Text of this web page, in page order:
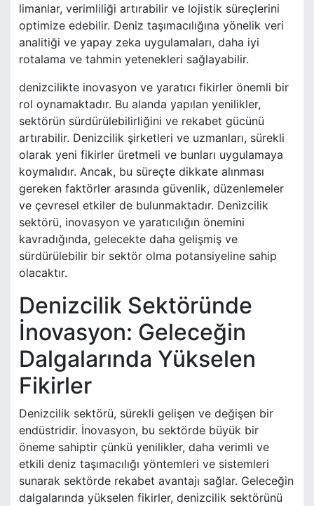
limanlar, verimliliği artırabilir ve lojistik süreçlerini
optimize edebilir. Deniz taşımacılığına yönelik veri
analitiği ve yapay zeka uygulamaları, daha iyi
rotalama ve tahmin yetenekleri sağlayabilir.
denizcilikte inovasyon ve yaratıcı fikirler önemli bir
rol oynamaktadır. Bu alanda yapılan yenilikler,
sektörün sürdürülebilirliğini ve rekabet gücünü
artırabilir. Denizcilik şirketleri ve uzmanları, sürekli
olarak yeni fikirler üretmeli ve bunları uygulamaya
koymalıdır. Ancak, bu süreçte dikkate alınması
gereken faktörler arasında güvenlik, düzenlemeler
ve çevresel etkiler de bulunmaktadır. Denizcilik
sektörü, inovasyon ve yaratıcılığın önemini
kavradığında, gelecekte daha gelişmiş ve
sürdürülebilir bir sektör olma potansiyeline sahip
olacaktır.
Denizcilik Sektöründe
İnovasyon: Geleceğin
Dalgalarında Yükselen
Fikirler
Denizcilik sektörü, sürekli gelişen ve değişen bir
endüstridir. İnovasyon, bu sektörde büyük bir
öneme sahiptir çünkü yenilikler, daha verimli ve
etkili deniz taşımacılığı yöntemleri ve sistemleri
sunarak sektörde rekabet avantajı sağlar. Geleceğin
dalgalarında yükselen fikirler, denizcilik sektörünü